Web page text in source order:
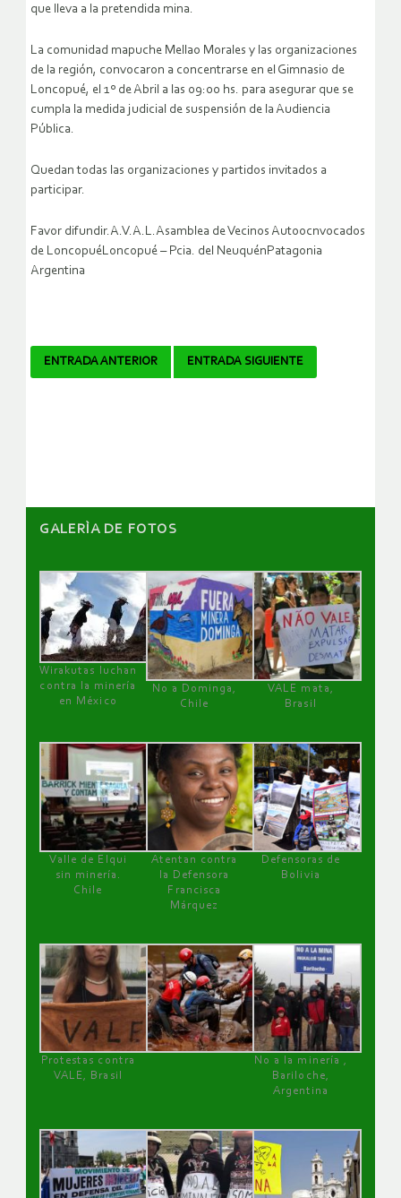
que lleva a la pretendida mina.
La comunidad mapuche Mellao Morales y las organizaciones
de la región, convocaron a concentrarse en el Gimnasio de
Loncopué, el 1º de Abril a las 09:00 hs. para asegurar que se
cumpla la medida judicial de suspensión de la Audiencia
Pública.
Quedan todas las organizaciones y partidos invitados a
participar.
Favor difundir.A.V.A.L.Asamblea de Vecinos Autoocnvocados
de LoncopuéLoncopué – Pcia. del NeuquénPatagonia
Argentina
Navegador
ENTRADA ANTERIOR ENTRADA SIGUIENTE
GALERÌA DE FOTOS
Wirakutas luchan
contra la minería
en México
No a Dominga,
Chile
VALE mata,
Brasil
Valle de Elqui
sin minería.
Chile
Atentan contra
la Defensora
Francisca
Márquez
Defensoras de
Bolivia
Protestas contra
VALE, Brasil
No a la minería ,
Bariloche,
Argentina